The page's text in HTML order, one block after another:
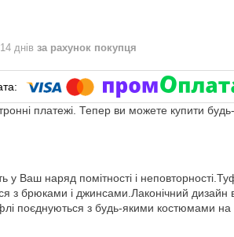
днів за рахунок покупця
платежі. Тепер ви можете купити
Ваш наряд помітності і
з брюками і джинсами.Лаконічний дизайн
поєднуються з будь-якими костюмами